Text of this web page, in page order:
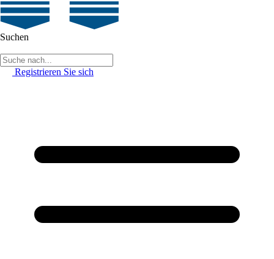
Suchen
Registrieren Sie sich